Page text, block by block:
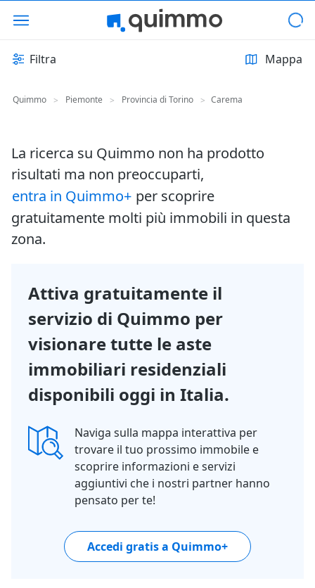
Filtra Mappa
Quimmo > Piemonte > Provincia di Torino > Carema
La ricerca su Quimmo non ha prodotto
risultati ma non preoccuparti,
entra in Quimmo+ per scoprire
gratuitamente molti più immobili in questa
zona.
Attiva gratuitamente il
servizio di Quimmo per
visionare tutte le aste
immobiliari residenziali
disponibili oggi in Italia.
Naviga sulla mappa interattiva per
trovare il tuo prossimo immobile e
scoprire informazioni e servizi
aggiuntivi che i nostri partner hanno
pensato per te!
Accedi gratis a Quimmo+